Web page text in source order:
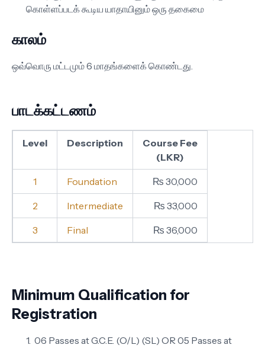
கொள்ளப்படக் கூடிய யாதாயினும் ஒரு தகைமை
காலம்
ஒவ்வொரு மட்டமும் 6 மாதங்களைக் கொண்டது.
பாடக்கட்டணம்
Level Description
Course Fee
(LKR)
1 Foundation ₨ 30,000
2 Intermediate ₨ 33,000
3 Final ₨ 36,000
Minimum Qualification for
Registration
06 Passes at G.C.E. (O/L) (SL) OR 05 Passes at